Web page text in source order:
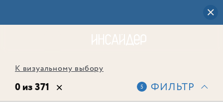
К визуальному выбору
0 из 371 5 ФИЛЬТР